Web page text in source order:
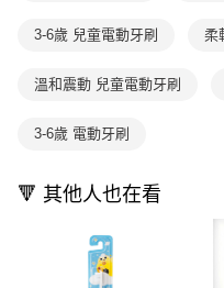
恩沛科技股份有限公司將有權停
3-6歲 兒童電動牙刷 柔
溫和震動 兒童電動牙刷
3-6歲 電動牙刷
🔻 其他人也在看